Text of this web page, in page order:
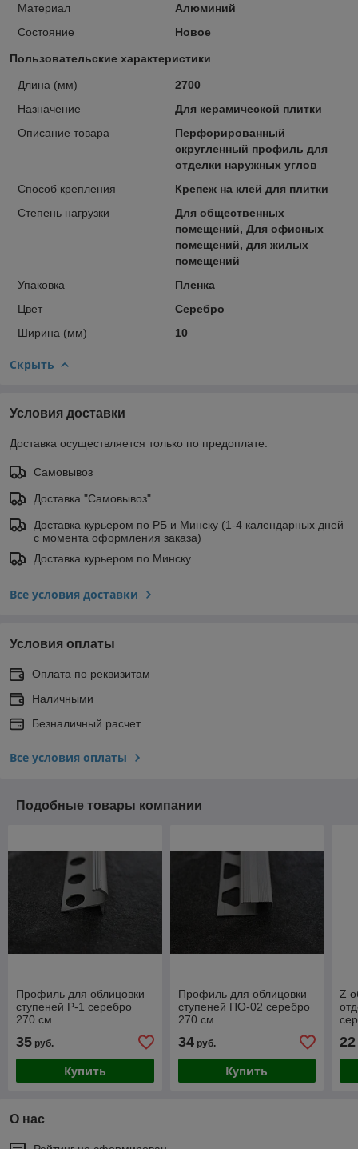
Материал
Алюминий
Состояние
Новое
Пользовательские характеристики
Длина (мм)
2700
Назначение
Для керамической плитки
Описание товара
Перфорированный
скругленный профиль для
отделки наружных углов
Способ крепления
Крепеж на клей для плитки
Степень нагрузки
Для общественных
помещений, Для офисных
помещений, для жилых
помещений
Упаковка
Пленка
Цвет
Серебро
Ширина (мм)
10
Скрыть
Условия доставки
Доставка осуществляется только по предоплате.
Самовывоз
Доставка "Самовывоз"
Доставка курьером по РБ и Минску (1-4 календарных дней
с момента оформления заказа)
Доставка курьером по Минску
Все условия доставки
Условия оплаты
Оплата по реквизитам
Наличными
Безналичный расчет
Все условия оплаты
Подобные товары компании
Профиль для облицовки
ступеней Р-1 серебро
270 см
35 руб.
Купить
Профиль для облицовки
ступеней ПО-02 серебро
270 см
34руб.
Купить
Z
22
О нас